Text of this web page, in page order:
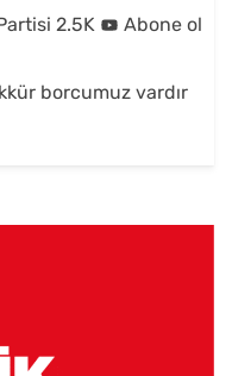
2.5K Abone ol
borcumuz vardır